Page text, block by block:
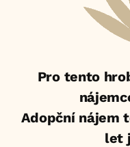
Pro tento
Adopční nájem
let